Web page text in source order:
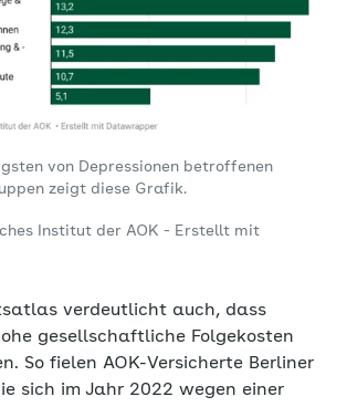
von Depressionen betroffenen
zeigt diese Grafik.
Institut der AOK - Erstellt mit
verdeutlicht auch, dass
gesellschaftliche Folgekosten
So fielen AOK-Versicherte Berliner
sich im Jahr 2022 wegen einer